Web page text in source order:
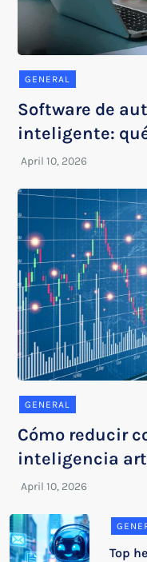
GENERAL
Software de
inteligente:
GENERAL
Cómo reducir
inteligencia
Top